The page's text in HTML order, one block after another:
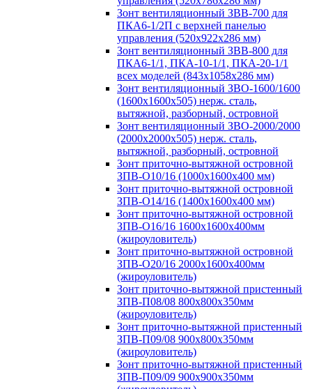
Зонт вентиляционный ЗВВ-700 для
ПКА6-1/2П с верхней панелью
управления (520х922х286 мм)
Зонт вентиляционный ЗВВ-800 для
ПКА6-1/1, ПКА-10-1/1, ПКА-20-1/1
всех моделей (843х1058х286 мм)
Зонт вентиляционный ЗВО-1600/1600
(1600х1600х505) нерж. сталь,
вытяжной, разборный, островной
Зонт вентиляционный ЗВО-2000/2000
(2000х2000х505) нерж. сталь,
вытяжной, разборный, островной
Зонт приточно-вытяжной островной
ЗПВ-О10/16 (1000х1600х400 мм)
Зонт приточно-вытяжной островной
ЗПВ-О14/16 (1400х1600х400 мм)
Зонт приточно-вытяжной островной
ЗПВ-О16/16 1600х1600х400мм
(жироуловитель)
Зонт приточно-вытяжной островной
ЗПВ-О20/16 2000х1600х400мм
(жироуловитель)
Зонт приточно-вытяжной пристенный
ЗПВ-П08/08 800х800х350мм
(жироуловитель)
Зонт приточно-вытяжной пристенный
ЗПВ-П09/08 900х800х350мм
(жироуловитель)
Зонт приточно-вытяжной пристенный
ЗПВ-П09/09 900х900х350мм